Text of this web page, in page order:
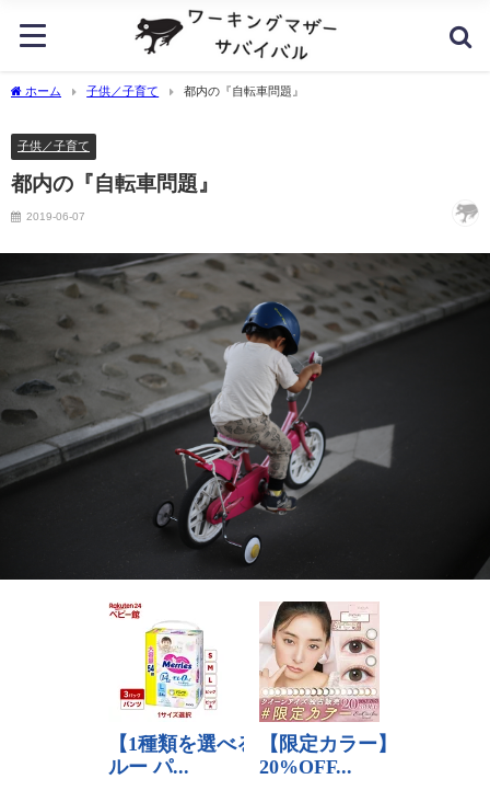
ホーム 子供／子育て 都内の『自転車問題』
子供／子育て
都内の『自転車問題』
2019-06-07